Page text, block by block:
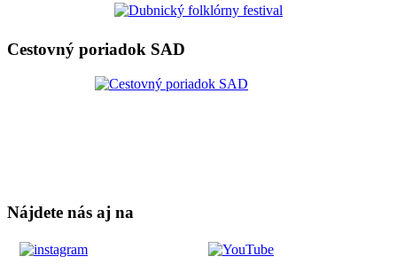
Cestovný poriadok SAD
Nájdete nás aj na